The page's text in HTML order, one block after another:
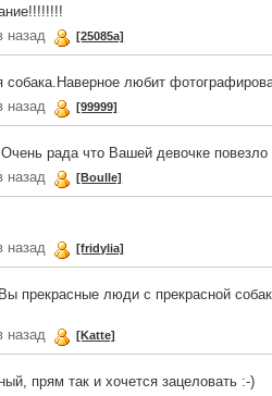
назад
[25085a]
собака.Наверное любит
назад
[99999]
рада что Вашей девочке
назад
[Boulle]
назад
[fridylia]
прекрасные люди с прекрасной
назад
[Katte]
прям так и хочется зацеловать :-)